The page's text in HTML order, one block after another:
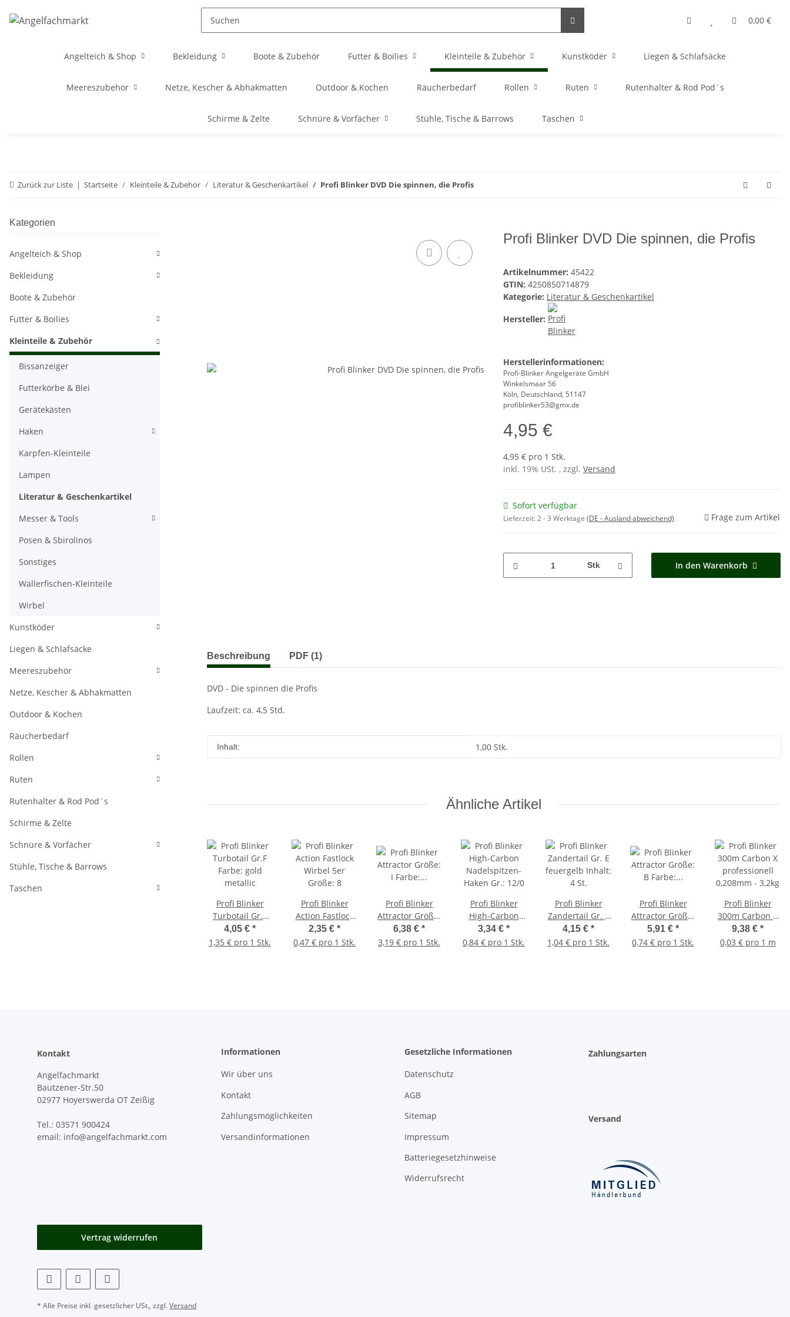
0,00 €
Angelteich & Shop Bekleidung Boote & Zubehör Futter & Boilies Kleinteile & Zubehör Kunstköder Liegen & Schlafsäcke
Meereszubehör Netze, Kescher & Abhakmatten Outdoor & Kochen Räucherbedarf Rollen Ruten Rutenhalter & Rod Pod´s
Schirme & Zelte Schnüre & Vorfächer Stühle, Tische & Barrows Taschen
Zurück zur Liste Startseite Kleinteile & Zubehör Literatur & Geschenkartikel Profi Blinker DVD Die spinnen, die Profis
Profi Blinker DVD Die spinnen, die Profis
Artikelnummer: 45422
GTIN: 4250850714879
Kategorie: Literatur & Geschenkartikel
Hersteller:
Herstellerinformationen:
Profi-Blinker Angelgeräte GmbH
Winkelsmaar 56
Köln, Deutschland, 51147
profiblinker53@gmx.de
4,95 €
4,95 € pro 1 Stk.
inkl. 19% USt. , zzgl. Versand
Sofort verfügbar
Lieferzeit:2 - 3 Werktage (DE - Ausland abweichend) Frage zum Artikel
Stk In den Warenkorb
weitere Registerkarten anzeigen
Beschreibung PDF (1)
DVD - Die spinnen die Profis
Laufzeit: ca. 4,5 Std.
Produkteigenschaft
Wert
Inhalt: 1,00 Stk.
Ähnliche Artikel
Profi Blinker
Turbotail Gr.F
Farbe: gold
metallic
4,05 € *
1,35 € pro 1 Stk.
Profi Blinker
Action Fastlock
Wirbel 5er
Größe: 8
2,35 € *
0,47 € pro 1 Stk.
Profi Blinker
Attractor Größe:
I Farbe: silber-
metallic
6,38 € *
3,19 € pro 1 Stk.
Profi Blinker
High-Carbon
Nadelspitzen-
Haken Gr.: 12/0
3,34 € *
0,84 € pro 1 Stk.
Profi Blinker
Zandertail Gr. E
feuergelb Inhalt:
4 St.
4,15 € *
1,04 € pro 1 Stk.
Profi Blinker
Attractor Größe:
B Farbe:
zitronen-gelb
5,91 € *
0,74 € pro 1 Stk.
Profi Blinker
300m Carbon X
professionell
0,208mm - 3,2kg
9,38 € *
0,03 € pro 1 m
Kategorien
Angelteich & Shop
Bekleidung
Boote & Zubehör
Futter & Boilies
Kleinteile & Zubehör
Bissanzeiger
Futterkörbe & Blei
Gerätekästen
Haken
Karpfen-Kleinteile
Lampen
Literatur & Geschenkartikel
Messer & Tools
Posen & Sbirolinos
Sonstiges
Wallerfischen-Kleinteile
Wirbel
Kunstköder
Liegen & Schlafsäcke
Meereszubehör
Netze, Kescher & Abhakmatten
Outdoor & Kochen
Räucherbedarf
Rollen
Ruten
Rutenhalter & Rod Pod´s
Schirme & Zelte
Schnüre & Vorfächer
Stühle, Tische & Barrows
Taschen
Kontakt
Angelfachmarkt
Bautzener-Str.50
02977 Hoyerswerda OT Zeißig
Tel.: 03571 900424
email: info@angelfachmarkt.com
Informationen
Wir über uns
Kontakt
Zahlungsmöglichkeiten
Versandinformationen
Gesetzliche Informationen
Datenschutz
AGB
Sitemap
Impressum
Batteriegesetzhinweise
Widerrufsrecht
Zahlungsarten
Versand
Vertrag widerrufen
* Alle Preise inkl. gesetzlicher USt., zzgl.Versand